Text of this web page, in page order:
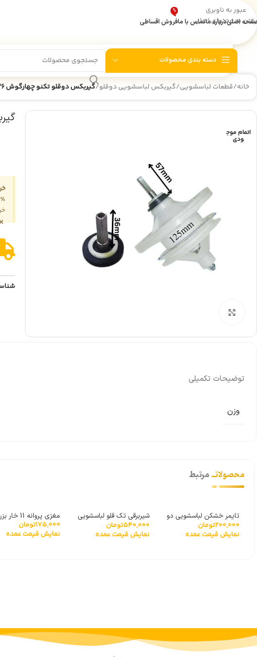
عبور به ناوبری
رفتن به محتوای اصلی
به‌دلیل انجام اصلیدرباره ماتماس با مافروش اقساطی
%
دسته بندی محصولات
خانه/قطعات لباسشویی/گیربکس لباسشویی دوقلو/گیربکس دوقلو تکنو چهارگوش 36 میلی متر
اتمام موج
ودی
توضیحات تکمیلی
وزن
محصولاتــمرتبط
تایمر خشکن لباسشویی دو
قلو 2 سیم
200,000تومان
نمایش قیمت عمده
شیربرقی تک قلو لباسشویی
90 درجه بایترون
540,000تومان
نمایش قیمت عمده
مغزی پروانه 11 خار بزرگ
175,000تومان
نمایش قیمت عمده